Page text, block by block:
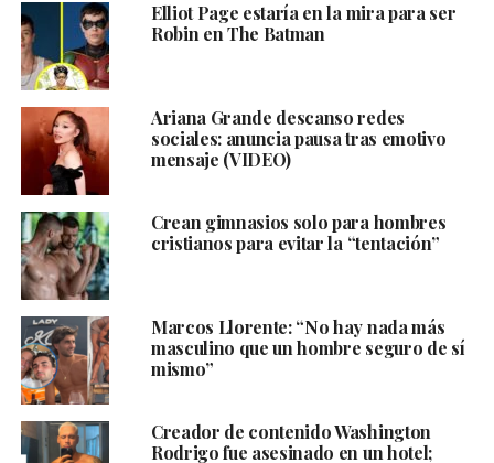
Elliot Page estaría en la mira para ser
Robin en The Batman
Ariana Grande descanso redes
sociales: anuncia pausa tras emotivo
mensaje (VIDEO)
Crean gimnasios solo para hombres
cristianos para evitar la “tentación”
Marcos Llorente: “No hay nada más
masculino que un hombre seguro de sí
mismo”
Creador de contenido Washington
Rodrigo fue asesinado en un hotel;